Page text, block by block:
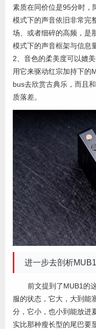
素质在同价位是95分时，
模式下的声音依旧非常完
场、或者细碎的高频，是
模式下的声音框架与信息
2、音色的柔美度可以媲
用它来驱动红宗加持下的
bus去欣赏古典乐，而且
质落差。
进一步去剖析
前文提到了MUB1的
服的状态，它大，大到能
分，它小，也小到能放进
实比那种瘦长型的尾巴要